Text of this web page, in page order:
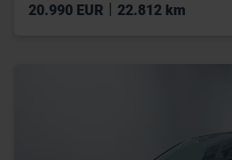
20.990 EUR 22.812 km